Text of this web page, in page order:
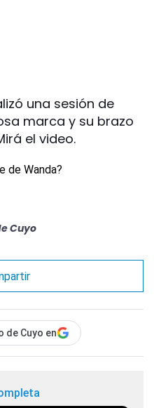
una sesión de
marca y su brazo
el video.
Cuyo
de Cuyo en